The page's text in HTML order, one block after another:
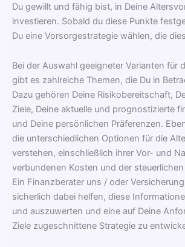
Du gewillt und fähig bist, in Deine
investieren. Sobald du diese Punkte
Du eine Vorsorgestrategie wählen, die
Bei der Auswahl geeigneter Varianten für
gibt es zahlreiche Themen, die Du in
Dazu gehören Deine Risikobereitschaft,
Ziele, Deine aktuelle und prognostizierte
und Deine persönlichen Präferenzen.
die unterschiedlichen Optionen für die
verstehen, einschließlich ihrer Vor- und
verbundenen Kosten und der
Ein Finanzberater uns / oder
sicherlich dabei helfen, diese
und auszuwerten und eine auf Deine
Ziele zugeschnittene Strategie zu